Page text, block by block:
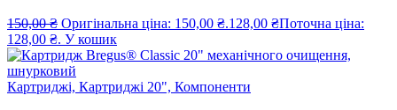
150,00₴ Оригінальна ціна: 150,00 ₴.128,00 ₴Поточна ціна:
128,00 ₴. У кошик
Картриджі, Картриджі 20", Компоненти